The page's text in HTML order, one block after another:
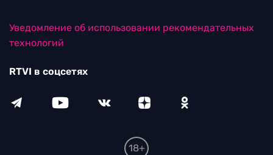
Уведомление об использовании рекомендательных
технологий
RTVI в соцсетях
18+